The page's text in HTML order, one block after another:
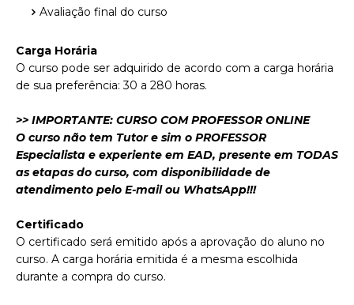
Avaliação final do curso
Carga Horária
O curso pode ser adquirido de acordo com a carga horária
de sua preferência: 30 a 280 horas.
>> IMPORTANTE: CURSO COM PROFESSOR ONLINE
O curso não tem Tutor e sim o PROFESSOR
Especialista e experiente em EAD, presente em TODAS
as etapas do curso, com disponibilidade de
atendimento pelo E-mail ou WhatsApp!!!
Certificado
O certificado será emitido após a aprovação do aluno no
curso. A carga horária emitida é a mesma escolhida
durante a compra do curso.